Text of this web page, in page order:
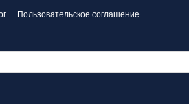
Пользовательское соглашение